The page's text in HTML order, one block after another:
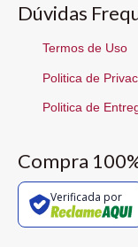
Dúvidas
Termos de Uso
Politica de
Politica de
Compra
Verificada por